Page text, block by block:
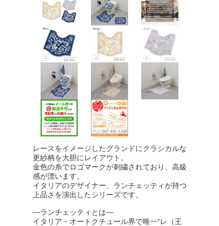
レースをイメージしたグランドにクラシカルな
更紗柄を大胆にレイアウト。
金色の糸でロゴマークが刺繍されており、高級
感が漂います。
イタリアのデザイナー、ランチェッティが持つ
上品さを演出したシリーズです。
―ランチェッティとは―
イタリア・オートクチュール界で唯一“レ（王